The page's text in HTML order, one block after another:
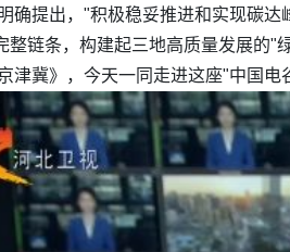
确提出，"积极稳妥推进和实现碳
链条，构建起三地高质量发展的"
津冀》，今天一同走进这座"中国